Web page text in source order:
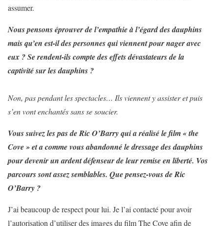
assumer.
Nous pensons éprouver de l’empathie à l’égard des dauphins
mais qu’en est-il des personnes qui viennent pour nager avec
eux ? Se rendent-ils compte des effets dévastateurs de la
captivité sur les dauphins ?
Non, pas pendant les spectacles… Ils viennent y assister et puis
s’en vont enchantés sans se soucier.
Vous suivez les pas de Ric O’Barry qui a réalisé le film « the
Cove » et a comme vous abandonné le dressage des dauphins
pour devenir un ardent défenseur de leur remise en liberté. Vos
parcours sont assez semblables. Que pensez-vous de Ric
O’Barry ?
J’ai beaucoup de respect pour lui. Je l’ai contacté pour avoir
l’autorisation d’utiliser des images du film The Cove afin de